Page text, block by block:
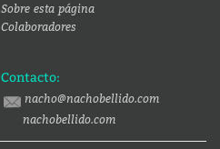
Sobre esta página
Colaboradores
Contacto:
nacho@nachobellido.com
nachobellido.com